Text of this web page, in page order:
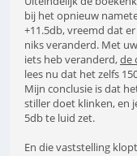
bij het opnieuw
+11.5db, vreemd dat
niks veranderd. Met
iets heb veranderd,de
lees nu dat het zelfs
Mijn conclusie is dat
stiller doet klinken, en
5db te luid zet.
En die vaststelling